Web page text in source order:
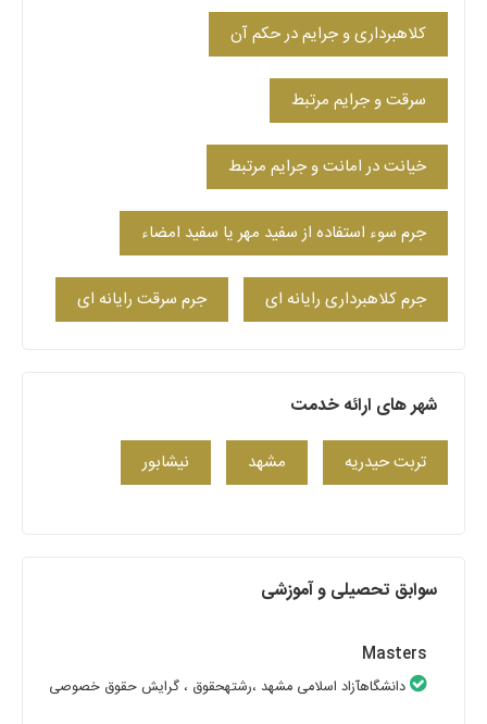
کلاهبرداری و جرایم در حکم آن
سرقت و جرایم مرتبط
خیانت در امانت و جرایم مرتبط
جرم سوء استفاده از سفید مهر یا سفید امضاء
جرم کلاهبرداری رایانه ای جرم سرقت رایانه ای
شهر های ارائه خدمت
تربت حیدریه مشهد نیشابور
سوابق تحصیلی و آموزشی
Masters
دانشگاهآزاد اسلامی مشهد ،رشتهحقوق ، گرایش حقوق خصوصی